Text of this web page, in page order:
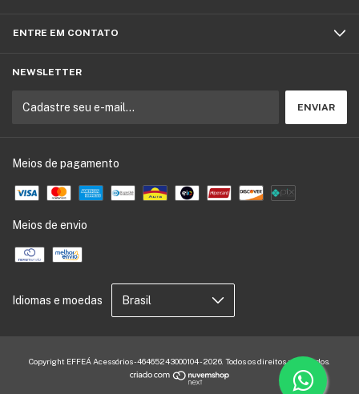
ENTRE EM CONTATO
NEWSLETTER
Meios de pagamento
Meios de envio
Idiomas e moedas
Copyright EFFEÁ Acessórios - 46465243000104 - 2026. Todos os direitos reservados.